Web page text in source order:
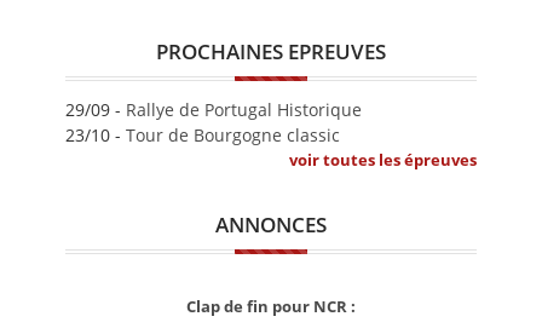
PROCHAINES EPREUVES
29/09 - Rallye de Portugal Historique
23/10 - Tour de Bourgogne classic
voir toutes les épreuves
ANNONCES
Clap de fin pour NCR :